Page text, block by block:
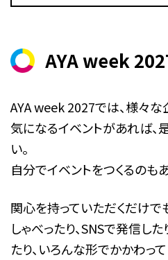
AYA week
AYA week 2027では、様々な
気になるイベントがあれば、
い。
自分でイベントをつくるのもあ
関心を持っていただくだけで
しゃべったり、SNSで発信し
たり、いろんな形でかかわっ